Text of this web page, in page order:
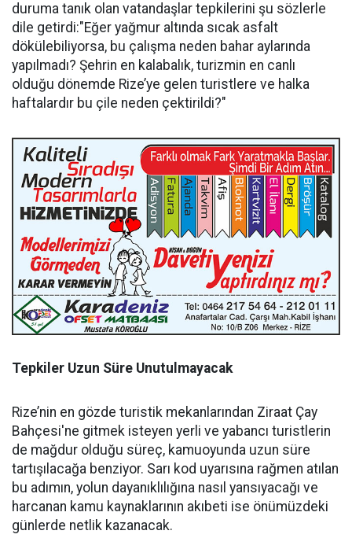
duruma tanık olan vatandaşlar tepkilerini şu sözlerle
dile getirdi:"Eğer yağmur altında sıcak asfalt
dökülebiliyorsa, bu çalışma neden bahar aylarında
yapılmadı? Şehrin en kalabalık, turizmin en canlı
olduğu dönemde Rize’ye gelen turistlere ve halka
haftalardır bu çile neden çektirildi?"
Tepkiler Uzun Süre Unutulmayacak
Rize’nin en gözde turistik mekanlarından Ziraat Çay
Bahçesi'ne gitmek isteyen yerli ve yabancı turistlerin
de mağdur olduğu süreç, kamuoyunda uzun süre
tartışılacağa benziyor. Sarı kod uyarısına rağmen atılan
bu adımın, yolun dayanıklılığına nasıl yansıyacağı ve
harcanan kamu kaynaklarının akıbeti ise önümüzdeki
günlerde netlik kazanacak.